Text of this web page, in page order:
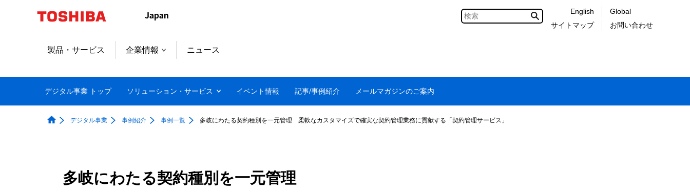
ャ
プ
English
サイトマップ
Global
お問い合わせ
製品・サービス 企業情報 ニュース
デジタル事業 トップ ソリューション・サービス イベント情報 記事/事例紹介 メールマガジンのご案内
デジタル事業 事例紹介 事例一覧 多岐にわたる契約種別を一元管理 柔軟なカスタマイズで確実な契約管理業務に貢献する「契約管理サービス」
多岐にわたる契約種別を一元管理